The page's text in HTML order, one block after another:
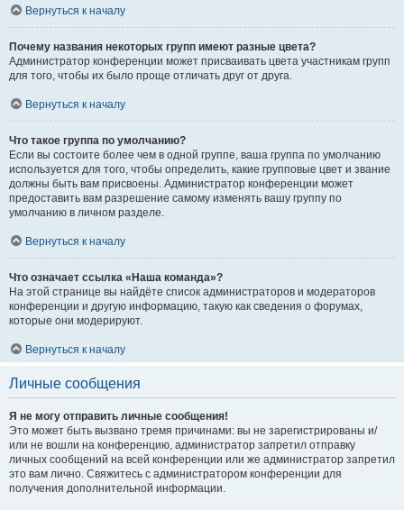
Вернуться к началу
Почему названия некоторых групп имеют разные цвета?
Администратор конференции может присваивать цвета участникам групп
для того, чтобы их было проще отличать друг от друга.
Вернуться к началу
Что такое группа по умолчанию?
Если вы состоите более чем в одной группе, ваша группа по умолчанию
используется для того, чтобы определить, какие групповые цвет и звание
должны быть вам присвоены. Администратор конференции может
предоставить вам разрешение самому изменять вашу группу по
умолчанию в личном разделе.
Вернуться к началу
Что означает ссылка «Наша команда»?
На этой странице вы найдёте список администраторов и модераторов
конференции и другую информацию, такую как сведения о форумах,
которые они модерируют.
Вернуться к началу
Личные сообщения
Я не могу отправить личные сообщения!
Это может быть вызвано тремя причинами: вы не зарегистрированы и/
или не вошли на конференцию, администратор запретил отправку
личных сообщений на всей конференции или же администратор запретил
это вам лично. Свяжитесь с администратором конференции для
получения дополнительной информации.